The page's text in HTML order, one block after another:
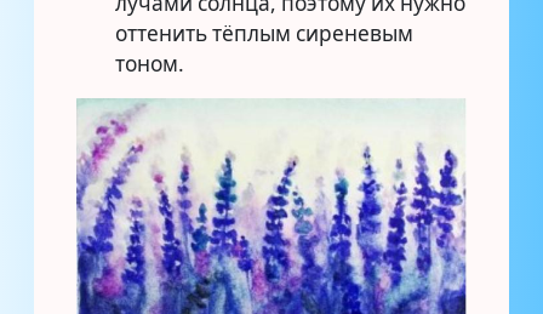
оттенить тёплым сиреневым
тоном.